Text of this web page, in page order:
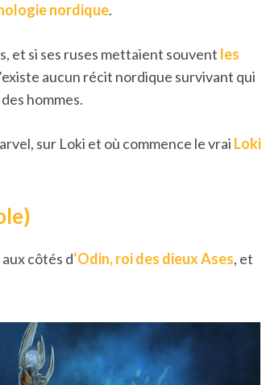
nordique.
et si ses ruses mettaient souvent les
aucun récit nordique survivant qui
hommes.
sur Loki et où commence le vrai Loki
côtés d‘Odin, roi des dieux Ases, et